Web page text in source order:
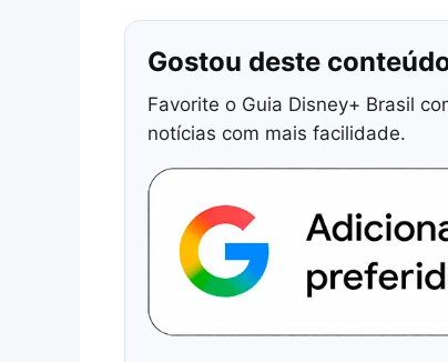
Gostou deste
Favorite o Guia Disney+ Brasil
notícias com mais facilidade.